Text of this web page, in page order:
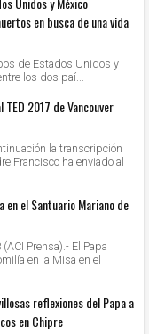
en busca de una vida
de Estados Unidos y
los dos paí...
2017 de Vancouver
la transcripción
Francisco ha enviado al
en el Santuario Mariano de
Prensa).- El Papa
en la Misa en el
reflexiones del Papa a
en Chipre